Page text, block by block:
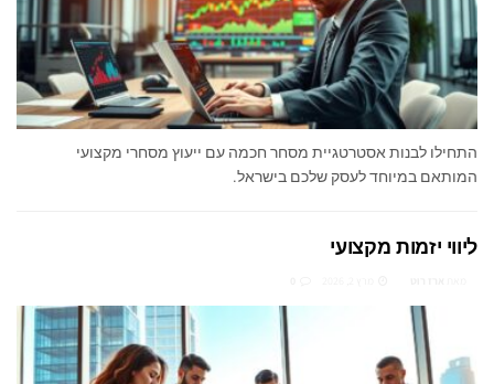
התחילו לבנות אסטרטגיית מסחר חכמה עם ייעוץ מסחרי מקצועי
המותאם במיוחד לעסק שלכם בישראל.
ליווי יזמות מקצועי